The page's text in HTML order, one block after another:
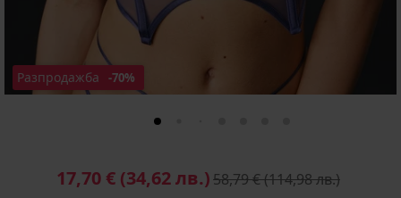
Разпродажба -70%
17,70 € (34,62 лв.)58,79 €(114,98 лв.)